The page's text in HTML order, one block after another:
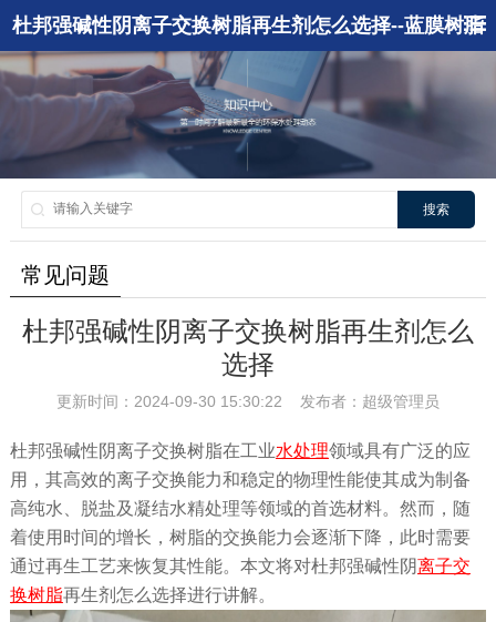
杜邦强碱性阴离子交换树脂再生剂怎么选择--蓝膜树脂
搜索
常见问题
杜邦强碱性阴离子交换树脂再生剂怎么
选择
更新时间：2024-09-30 15:30:22 发布者：超级管理员
杜邦强碱性阴离子交换树脂在工业水处理领域具有广泛的应
用，其高效的离子交换能力和稳定的物理性能使其成为制备
高纯水、脱盐及凝结水精处理等领域的首选材料。然而，随
着使用时间的增长，树脂的交换能力会逐渐下降，此时需要
通过再生工艺来恢复其性能。本文将对杜邦强碱性阴离子交
换树脂再生剂怎么选择进行讲解。